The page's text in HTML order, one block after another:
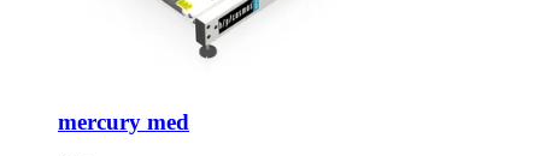
mercury med